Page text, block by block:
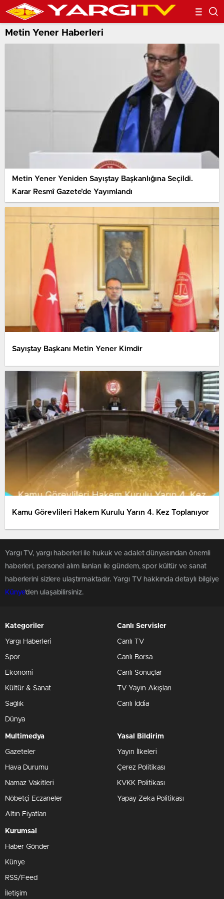
Metin Yener Haberleri
Metin Yener Yeniden Sayıştay Başkanlığına Seçildi.
Karar Resmî Gazete’de Yayımlandı
Sayıştay Başkanı Metin Yener Kimdir
Kamu Görevlileri Hakem Kurulu Yarın 4. Kez Toplanıyor
Yargı TV, yargı haberleri ile hukuk ve adalet dünyasından önemli
haberleri, personel alım ilanları ile gündem, spor kültür ve sanat
haberlerini sizlere ulaştırmaktadır. Yargı TV hakkında detaylı bilgiye
Künye'den ulaşabilirsiniz.
Kategoriler
Yargı Haberleri
Spor
Ekonomi
Kültür & Sanat
Sağlık
Dünya
Canlı Servisler
Canlı TV
Canlı Borsa
Canlı Sonuçlar
TV Yayın Akışları
Canlı İddia
Multimedya
Gazeteler
Hava Durumu
Namaz Vakitleri
Nöbetçi Eczaneler
Altın Fiyatları
Yasal Bildirim
Yayın İlkeleri
Çerez Politikası
KVKK Politikası
Yapay Zeka Politikası
Kurumsal
Haber Gönder
Künye
RSS/Feed
İletişim